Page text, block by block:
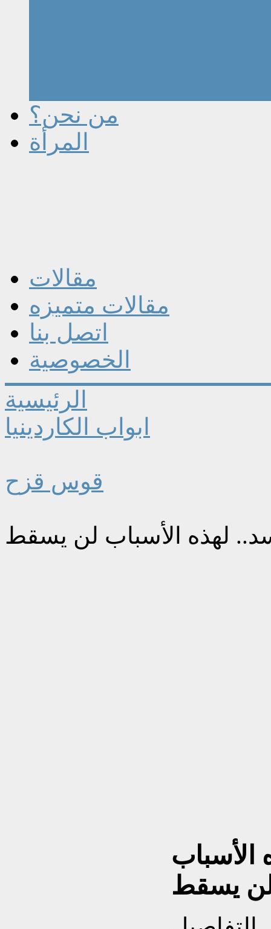
من نحن؟
المرأة
مقالات
مقالات متميزه
اتصل بنا
الخصوصية
الرئيسية
ابواب الكاردينيا
قوس قزح
لهذه الأسباب لن يسقط
الأسباب
يسقط